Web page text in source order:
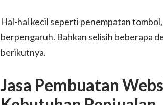
Hal-hal kecil seperti penempatan
berpengaruh. Bahkan selisih beberapa
berikutnya.
Jasa Pembuatan